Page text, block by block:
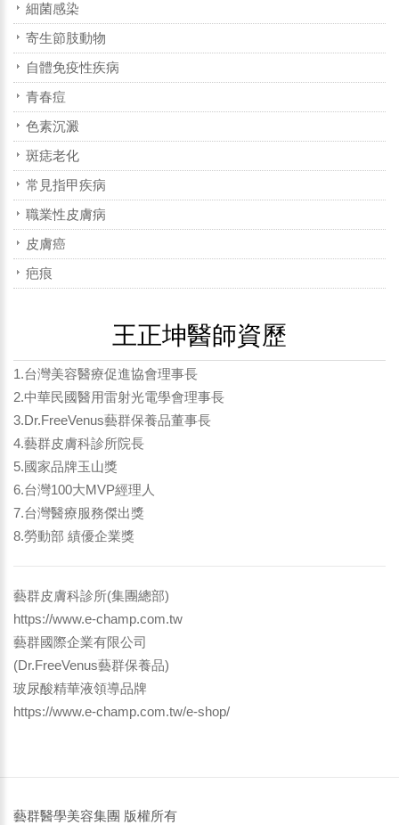
細菌感染
寄生節肢動物
自體免疫性疾病
青春痘
色素沉澱
斑痣老化
常見指甲疾病
職業性皮膚病
皮膚癌
疤痕
王正坤醫師資歷
1.台灣美容醫療促進協會理事長
2.中華民國醫用雷射光電學會理事長
3.Dr.FreeVenus藝群保養品董事長
4.藝群皮膚科診所院長
5.國家品牌玉山獎
6.台灣100大MVP經理人
7.台灣醫療服務傑出獎
8.勞動部 績優企業獎
藝群皮膚科診所(集團總部)
https://www.e-champ.com.tw
藝群國際企業有限公司
(Dr.FreeVenus藝群保養品)
玻尿酸精華液領導品牌
https://www.e-champ.com.tw/e-shop/
藝群醫學美容集團 版權所有